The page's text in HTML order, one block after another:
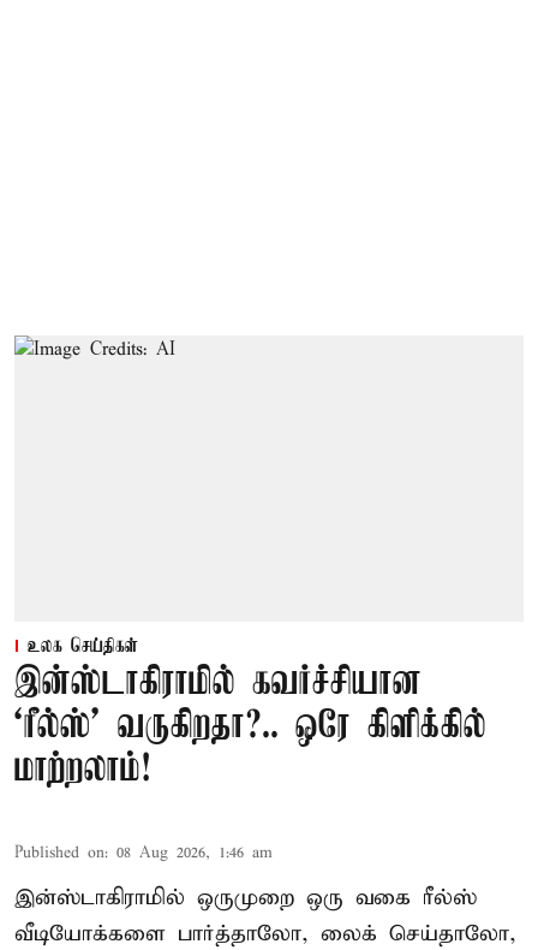
உலக செய்திகள்
இன்ஸ்டாகிராமில் கவர்ச்சியான
‘ரீல்ஸ்’ வருகிறதா?.. ஒரே கிளிக்கில்
மாற்றலாம்!
Published on: 08 Aug 2026, 1:46 am
இன்ஸ்டாகிராமில் ஒருமுறை ஒரு வகை ரீல்ஸ்
வீடியோக்களை பார்த்தாலோ, லைக் செய்தாலோ,